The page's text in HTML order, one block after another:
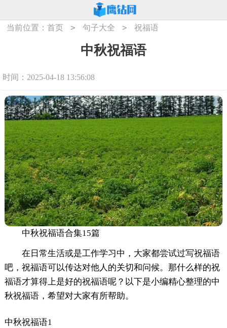
当前位置：首页 > 句子大全 > 祝福语
中秋祝福语
时间：2025-04-18 13:56:08
中秋祝福语合集15篇
在日常生活或是工作学习中，大家都尝试过写祝福语
吧，祝福语可以传达对他人的关切和问候。那什么样的祝
福语才算得上是好的祝福语呢？以下是小编精心整理的中
秋祝福语，希望对大家有所帮助。
中秋祝福语1